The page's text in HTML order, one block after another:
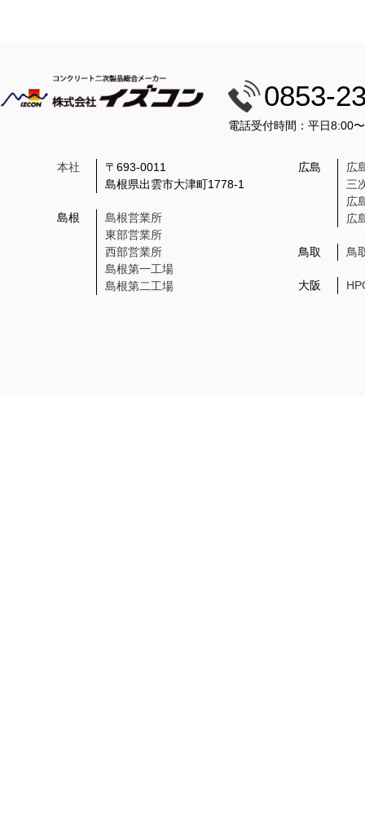
0853-
電話受付時間：平日8:00
本社
〒693-0011
島根県出雲市大津町1778-1
島根
島根営業所
東部営業所
西部営業所
島根第一工場
島根第二工場
広島
広
三
広
広
鳥取 鳥
大阪